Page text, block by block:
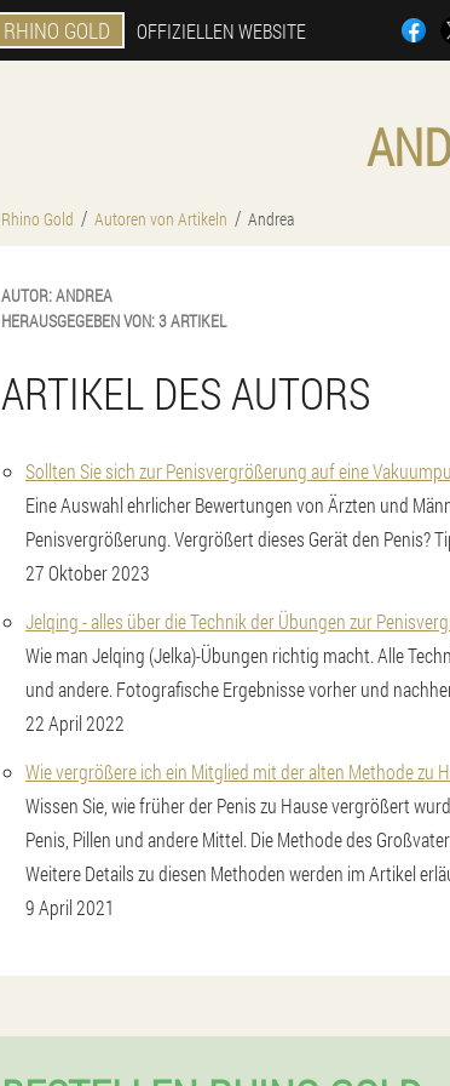
RHINO GOLD OFFIZIELLEN WEBSITE
Rhino Gold Autoren von Artikeln Andrea
AUTOR:ANDREA
HERAUSGEGEBEN VON:3 ARTIKEL
ARTIKEL DES AUTORS
Sollten Sie sich zur Penisvergrößerung auf eine
Eine Auswahl ehrlicher Bewertungen von Ärzten und
Penisvergrößerung. Vergrößert dieses Gerät den Penis?
27 Oktober 2023
Jelqing - alles über die Technik der Übungen zur
Wie man Jelqing (Jelka)-Übungen richtig macht. Alle
und andere. Fotografische Ergebnisse vorher und
22 April 2022
Wie vergrößere ich ein Mitglied mit der alten Methode zu
Wissen Sie, wie früher der Penis zu Hause vergrößert
Penis, Pillen und andere Mittel. Die Methode des
Weitere Details zu diesen Methoden werden im Artikel
9 April 2021